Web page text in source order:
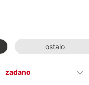
ostalo
zadano